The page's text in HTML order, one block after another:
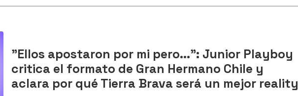
"Ellos apostaron por mi pero...": Junior Playboy
critica el formato de Gran Hermano Chile y
aclara por qué Tierra Brava será un mejor reality